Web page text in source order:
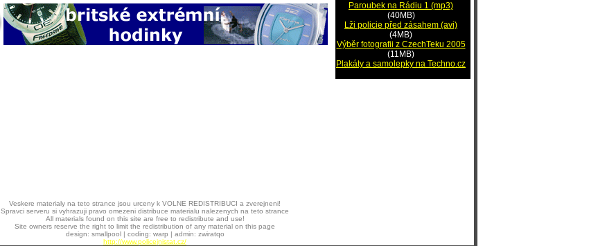
Paroubek na Rádiu 1 (mp3)
(40MB)
Lži policie před zásahem (avi)
(4MB)
Výběr fotografii z CzechTeku 2005
(11MB)
Plakáty a samolepky na Techno.cz
Veskere materialy na teto strance jsou urceny k VOLNE REDISTRIBUCI a zverejneni!
Spravci serveru si vyhrazuji pravo omezeni distribuce materialu nalezenych na teto strance
All materials found on this site are free to redistribute and use!
Site owners reserve the right to limit the redistribution of any material on this page
design: smallpool | coding: warp | admin: zwiratqo
http://www.policejnistat.cz/